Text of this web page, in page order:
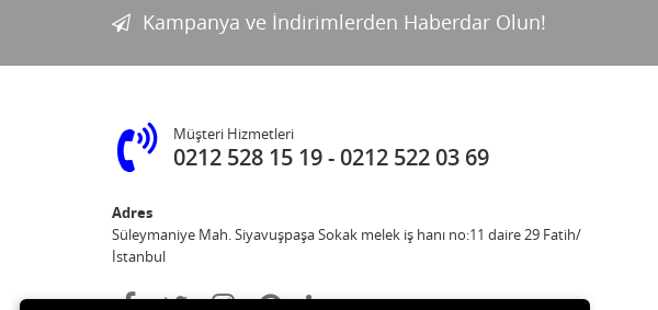
Kampanya ve İndirimlerden Haberdar Olun!
Müşteri Hizmetleri
0212 528 15 19 0212 522 03 69
Adres
Süleymaniye Mah. Siyavuşpaşa Sokak melek iş hanı no:11 daire 29 Fatih/
İstanbul